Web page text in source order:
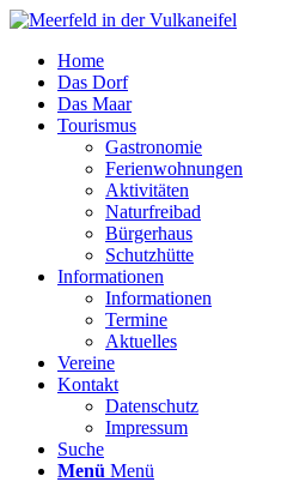
Home
Das Dorf
Das Maar
Tourismus
Gastronomie
Ferienwohnungen
Aktivitäten
Naturfreibad
Bürgerhaus
Schutzhütte
Informationen
Informationen
Termine
Aktuelles
Vereine
Kontakt
Datenschutz
Impressum
Suche
Menü Menü